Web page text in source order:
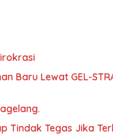
Birokrasi
Baru Lewat GEL-
Tindak Tegas Jika